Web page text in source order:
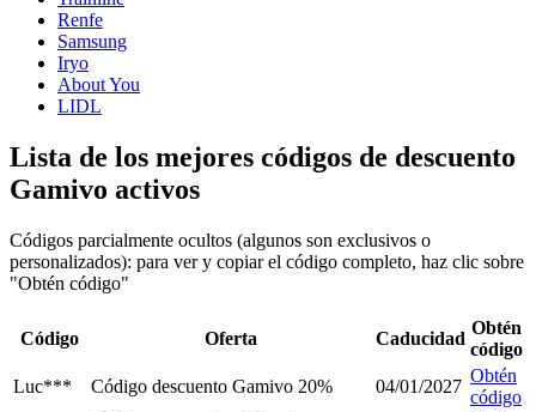
Renfe
Samsung
Iryo
About You
LIDL
Lista de los mejores códigos de descuento
Gamivo activos
Códigos parcialmente ocultos (algunos son exclusivos o
personalizados): para ver y copiar el código completo, haz clic sobre
"Obtén código"
Código Oferta Caducidad
Obtén
código
Luc***
Código descuento Gamivo 20% 04/01/2027
Obtén
código